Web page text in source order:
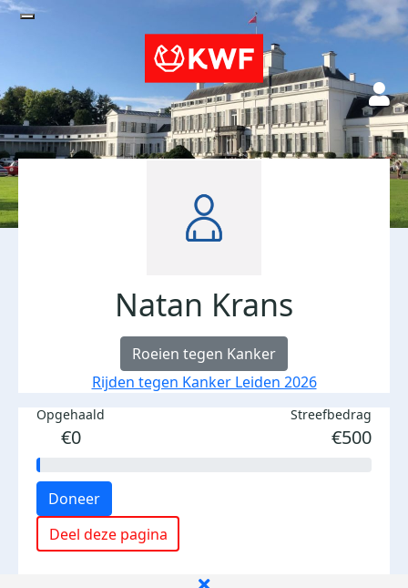
Natan Krans
Roeien tegen Kanker
Rijden tegen Kanker Leiden 2026
Opgehaald
€0
Streefbedrag
€500
Doneer
Deel deze pagina